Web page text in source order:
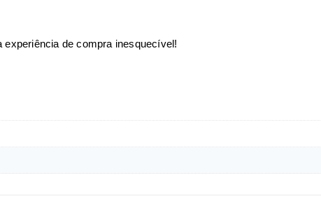
de compra inesquecível!